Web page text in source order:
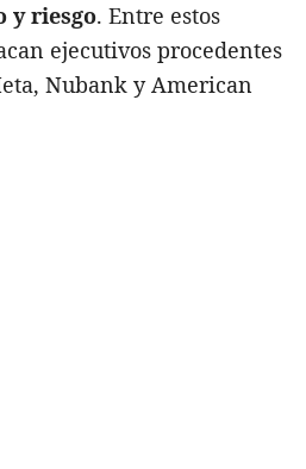
y riesgo. Entre estos
ejecutivos procedentes
Nubank y American